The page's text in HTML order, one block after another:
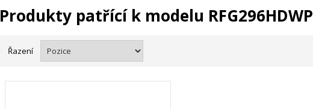
Produkty patřící k modelu RFG296HDWP
Řazení